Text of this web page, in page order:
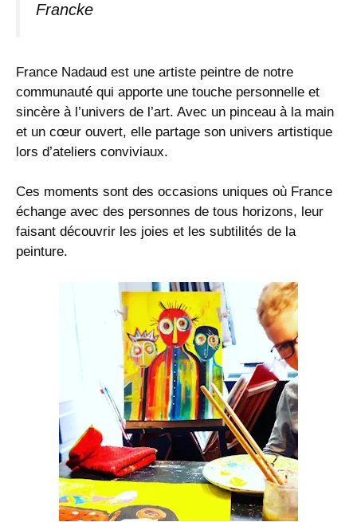
Francke
France Nadaud est une artiste peintre de notre
communauté qui apporte une touche personnelle et
sincère à l’univers de l’art. Avec un pinceau à la main
et un cœur ouvert, elle partage son univers artistique
lors d’ateliers conviviaux.
Ces moments sont des occasions uniques où France
échange avec des personnes de tous horizons, leur
faisant découvrir les joies et les subtilités de la
peinture.